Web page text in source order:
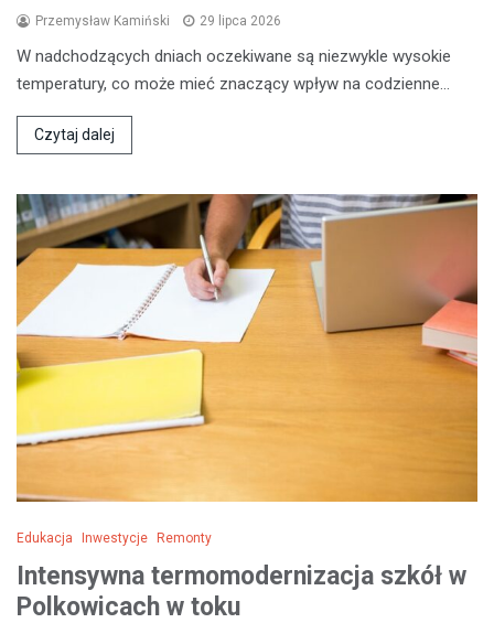
Przemysław Kamiński 29 lipca 2026
W nadchodzących dniach oczekiwane są niezwykle wysokie
temperatury, co może mieć znaczący wpływ na codzienne…
Czytaj dalej
Edukacja Inwestycje Remonty
Intensywna termomodernizacja szkół w
Polkowicach w toku